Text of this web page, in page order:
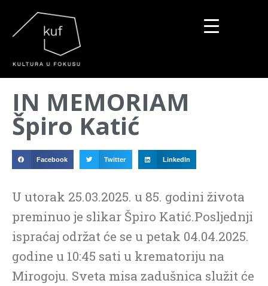
IN MEMORIAM
Špiro Katić
Facebook Twitter LinkedIn
U utorak 25.03.2025. u 85. godini života
preminuo je slikar Špiro Katić.Posljednji
ispraćaj održat će se u petak 04.04.2025.
godine u 10:45 sati u krematoriju na
Mirogoju. Sveta misa zadušnica služit će
▼
▼